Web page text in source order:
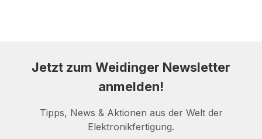
Jetzt zum Weidinger Newsletter
anmelden!
Tipps, News & Aktionen aus der Welt der
Elektronikfertigung.